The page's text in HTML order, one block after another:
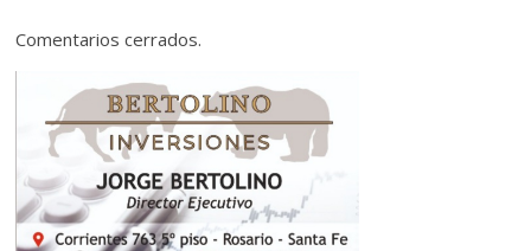
Comentarios cerrados.